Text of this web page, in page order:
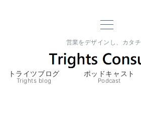
営業をデザインし、カタ
トライツブログ
Trights blog
ポッドキャスト
Podcast